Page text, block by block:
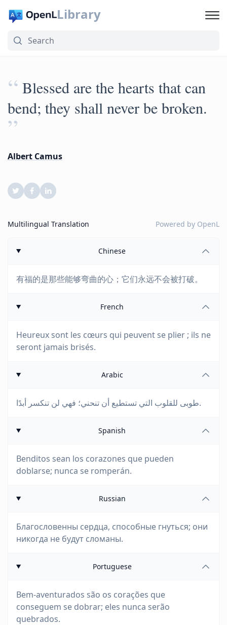
Library
“ Blessed are the hearts that can
bend; they shall never be broken.
”
Albert Camus
Multilingual Translation Powered by OpenL
Chinese
有福的是那些能够弯曲的心；它们永远不会被打破。
French
Heureux sont les cœurs qui peuvent se plier ; ils ne
seront jamais brisés.
Arabic
طوبى للقلوب التي تستطيع أن تنحني؛ فهي لن تنكسر أبدًا.
Spanish
Benditos sean los corazones que pueden
doblarse; nunca se romperán.
Russian
Благословенны сердца, способные гнуться; они
никогда не будут сломаны.
Portuguese
Bem-aventurados são os corações que
conseguem se dobrar; eles nunca serão
quebrados.